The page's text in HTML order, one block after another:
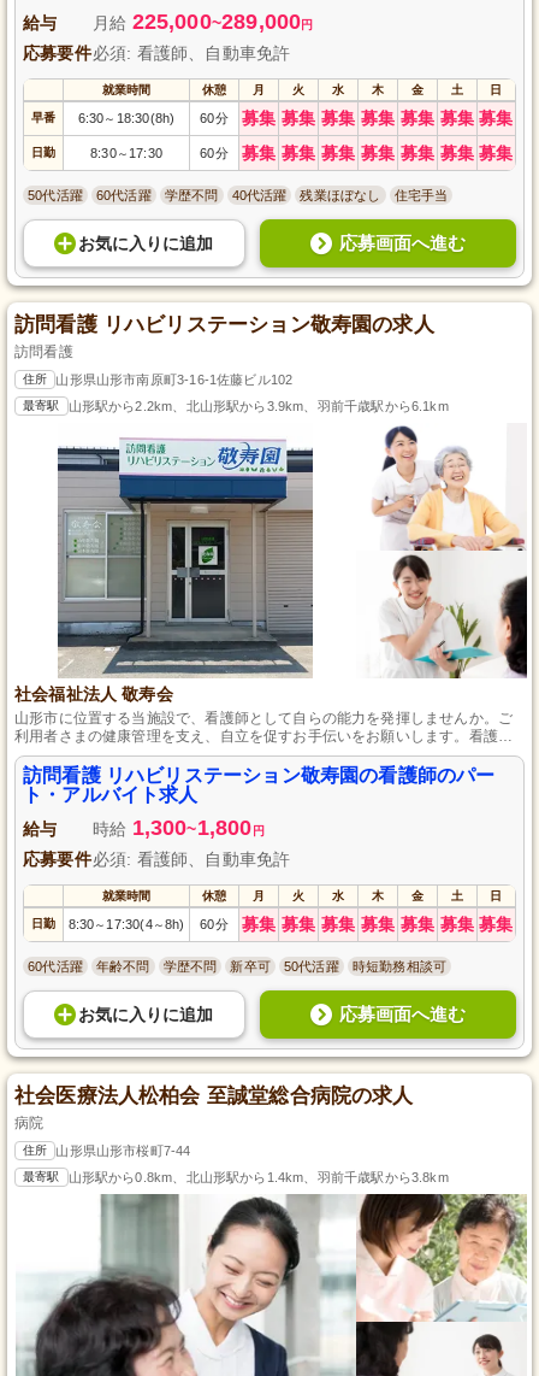
給与 月給 225,000~289,000円
応募要件必須: 看護師、自動車免許
就業時間 休憩 月 火 水 木 金 土 日
早番 6:30～ 18:30(8h) 60分 募集 募集 募集 募集 募集 募集 募集
日勤 8:30～ 17:30 60分 募集 募集 募集 募集 募集 募集 募集
50代活躍 60代活躍 学歴不問 40代活躍 残業ほぼなし 住宅手当
お気に入り に追加 応募画面へ進む
訪問看護 リハビリステーション敬寿園の求人
訪問看護
住所 山形県山形市南原町3-16-1佐藤ビル102
最寄駅 山形駅から2.2km、北山形駅から3.9km、羽前千歳駅から6.1km
社会福祉法人 敬寿会
山形市に位置する当施設で、看護師として自らの能力を発揮しませんか。ご
利用者さまの健康管理を支え、自立を促すお手伝いをお願いします。看護師
資格と自動車免許があれば、未経験からでも大歓迎です。正社員登用のチャ
ンスもあり、交通費支給で経済的なサポートも充実しています。
訪問看護 リハビリステーション敬寿園の看護師のパー
ト・アルバイト求人
給与 時給 1,300~1,800 円
応募要件必須: 看護師、自動車免許
就業時間 休憩 月 火 水 木 金 土 日
日勤 8:30～ 17:30(4～8h) 60分 募集 募集 募集 募集 募集 募集 募集
60代活躍 年齢不問 学歴不問 新卒可 50代活躍 時短勤務相談可
お気に入り に追加 応募画面へ進む
社会医療法人松柏会 至誠堂総合病院の求人
病院
住所 山形県山形市桜町7-44
最寄駅 山形駅から0.8km、北山形駅から1.4km、羽前千歳駅から3.8km